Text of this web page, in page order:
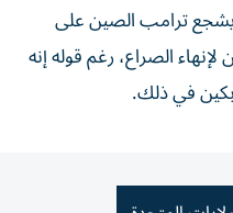
ترامب ​الصين على
الصراع، رغم قوله إنه
في ⁠ذلك.